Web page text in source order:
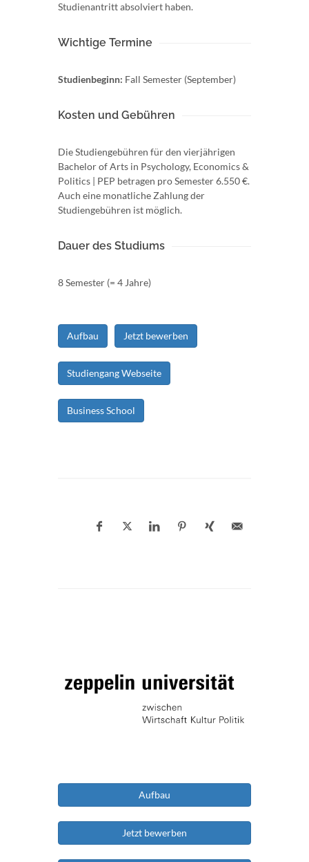
Studienantritt absolviert haben.
Wichtige Termine
Studienbeginn: Fall Semester (September)
Kosten und Gebühren
Die Studiengebühren für den vierjährigen
Bachelor of Arts in Psychology, Economics &
Politics | PEP betragen pro Semester 6.550 €.
Auch eine monatliche Zahlung der
Studiengebühren ist möglich.
Dauer des Studiums
8 Semester (= 4 Jahre)
Aufbau Jetzt bewerben
Studiengang Webseite
Business School
Aufbau
Jetzt bewerben